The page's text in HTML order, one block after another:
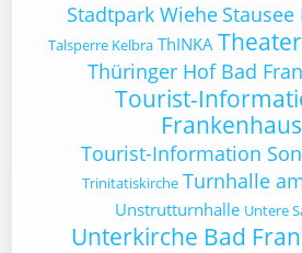
Stadtpark Wiehe Stausee
Talsperre Kelbra ThINKA
Thüringer Hof Bad
Tourist-
Tourist-Information
Trinitatiskirche Turnhalle
Unstrutturnhalle Untere
Unterkirche Bad